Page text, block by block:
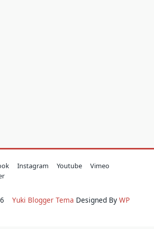
Instagram Youtube
Vimeo
Yuki Blogger Tema Designed By WP